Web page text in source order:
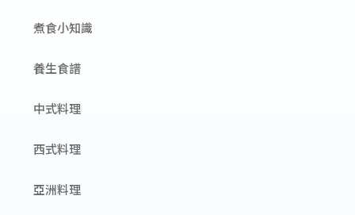
煮食小知識
養生食譜
中式料理
西式料理
亞洲料理